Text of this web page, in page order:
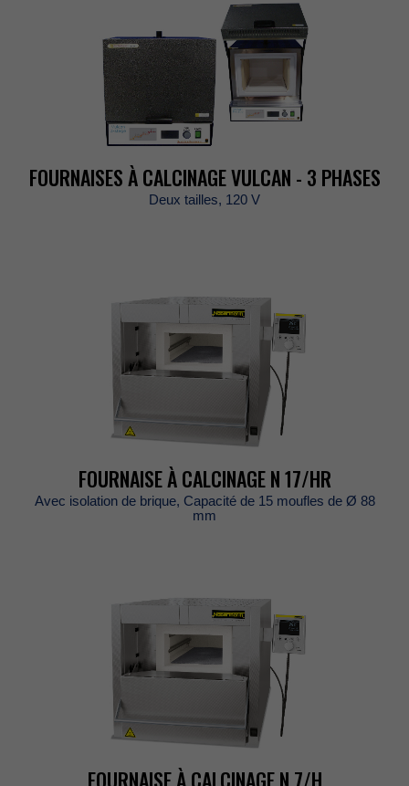
FOURNAISESÀCALCINAGEVULCAN-3PHASES
Deuxtailles,120V
FOURNAISEÀCALCINAGEN17/HR
Avecisolationdebrique,Capacitéde15mouflesdeØ88
mm
FOURNAISEÀCALCINAGEN7/H